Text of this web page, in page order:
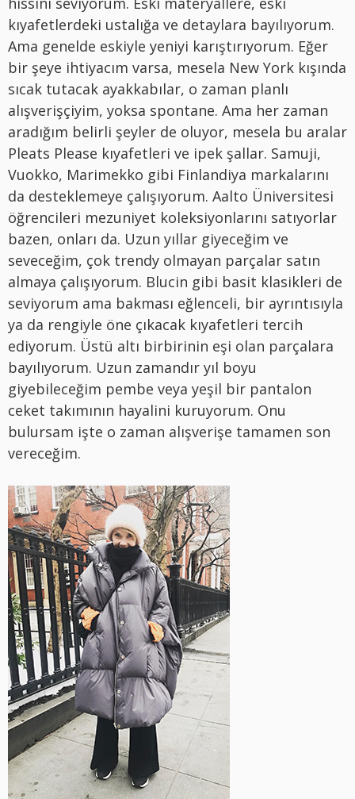
kıyafetlerdeki ustalığa ve detaylara bayılıyorum.
Ama genelde eskiyle yeniyi karıştırıyorum. Eğer
bir şeye ihtiyacım varsa, mesela New York kışında
sıcak tutacak ayakkabılar, o zaman planlı
alışverişçiyim, yoksa spontane. Ama her zaman
aradığım belirli şeyler de oluyor, mesela bu aralar
Pleats Please kıyafetleri ve ipek şallar. Samuji,
Vuokko, Marimekko gibi Finlandiya markalarını
da desteklemeye çalışıyorum. Aalto Üniversitesi
öğrencileri mezuniyet koleksiyonlarını satıyorlar
bazen, onları da. Uzun yıllar giyeceğim ve
seveceğim, çok trendy olmayan parçalar satın
almaya çalışıyorum. Blucin gibi basit klasikleri de
seviyorum ama bakması eğlenceli, bir ayrıntısıyla
ya da rengiyle öne çıkacak kıyafetleri tercih
ediyorum. Üstü altı birbirinin eşi olan parçalara
bayılıyorum. Uzun zamandır yıl boyu
giyebileceğim pembe veya yeşil bir pantalon
ceket takımının hayalini kuruyorum. Onu
bulursam işte o zaman alışverişe tamamen son
vereceğim.